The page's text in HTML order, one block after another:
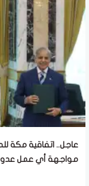
عاجل.. اتفاقية مكة
مواجهة أي عمل